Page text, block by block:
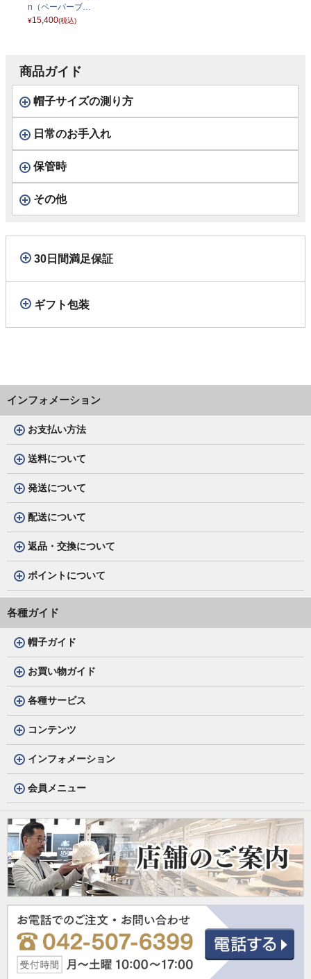
n（ペーパーブレ
ード ファイヤーマ
¥15,400(税込)
商品ガイド
帽子サイズの測り方
日常のお手入れ
保管時
その他
30日間満足保証
ギフト包装
インフォメーション
お支払い方法
送料について
発送について
配送について
返品・交換について
ポイントについて
各種ガイド
帽子ガイド
お買い物ガイド
各種サービス
コンテンツ
インフォメーション
会員メニュー